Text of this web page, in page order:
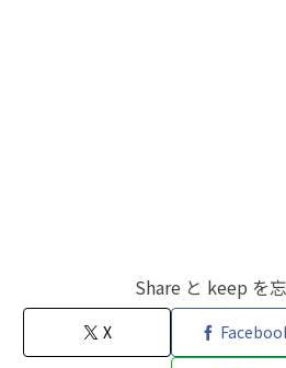
Share と keep を
X